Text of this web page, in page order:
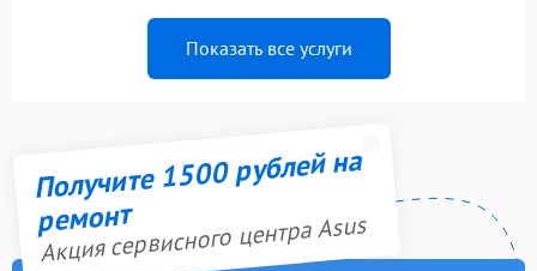
Показать все услуги
Получите 1500 рублей на
ремонт
Акция сервисного центра Asus